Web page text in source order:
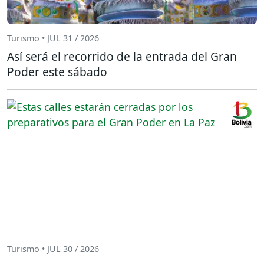
Turismo • JUL 31 / 2026
Así será el recorrido de la entrada del Gran
Poder este sábado
Turismo • JUL 30 / 2026